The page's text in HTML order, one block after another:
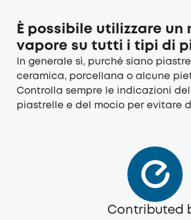
È possibile utilizzare un
vapore su tutti i tipi di
In generale sì, purché siano
ceramica, porcellana o alcune
Controlla sempre le indicazioni
piastrelle e del mocio per evitare
Contributed